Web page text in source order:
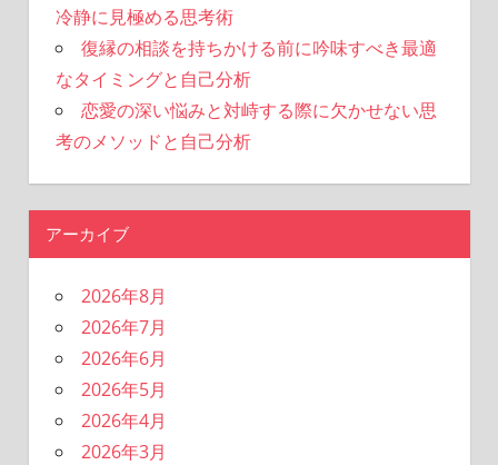
冷静に見極める思考術
復縁の相談を持ちかける前に吟味すべき最適
なタイミングと自己分析
恋愛の深い悩みと対峙する際に欠かせない思
考のメソッドと自己分析
アーカイブ
2026年8月
2026年7月
2026年6月
2026年5月
2026年4月
2026年3月